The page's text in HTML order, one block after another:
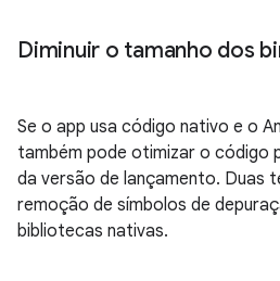
Diminuir o tamanho dos
Se o app usa código nativo e o
também pode otimizar o código
da versão de lançamento. Duas
remoção de símbolos de
bibliotecas nativas.